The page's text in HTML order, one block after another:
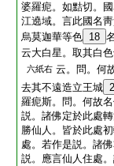
婆羅痆。如黠切。
江遶域。言此國名
烏莫迦華等色 18
云大白星。取其白
六紙右 云。問。何
去其不遠造立王城
羅痆斯。問。何故
説。諸佛定於此處
勝仙人。皆於此處
處。若作是説。諸
説。應言仙人住處